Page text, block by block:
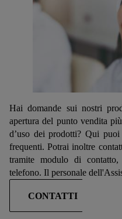
Hai domande sui nostri
apertura del punto vendita
d’uso dei prodotti? Qui
frequenti. Potrai inoltre
tramite modulo di
telefono. Il personale
CONTATTI